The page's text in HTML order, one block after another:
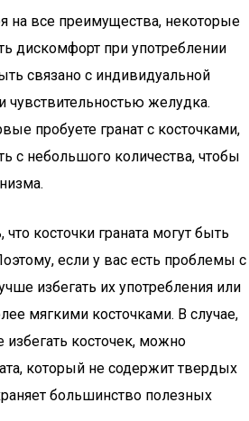
на все преимущества, некоторые
дискомфорт при употреблении
связано с индивидуальной
чувствительностью желудка.
пробуете гранат с косточками,
с небольшого количества, чтобы
косточки граната могут быть
если у вас есть проблемы с
избегать их употребления или
мягкими косточками. В случае,
избегать косточек, можно
который не содержит твердых
большинство полезных